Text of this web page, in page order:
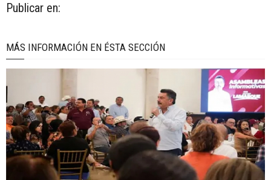
Publicar en:
MÁS INFORMACIÓN EN ÉSTA SECCIÓN